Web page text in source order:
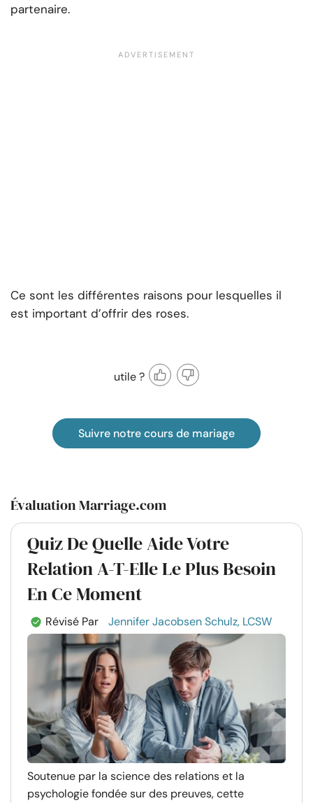
partenaire.
Ce sont les différentes raisons pour lesquelles il
est important d’offrir des roses.
utile ?
Suivre notre cours de mariage
Évaluation Marriage.com
Quiz De Quelle Aide Votre
Relation A-T-Elle Le Plus Besoin
En Ce Moment
Révisé Par Jennifer Jacobsen Schulz, LCSW
Soutenue par la science des relations et la
psychologie fondée sur des preuves, cette